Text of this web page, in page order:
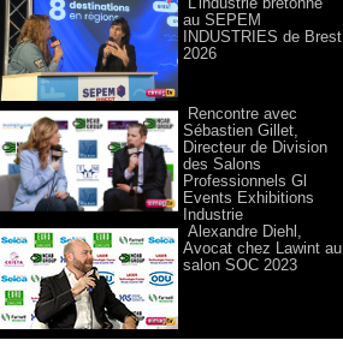
au SEPEM
INDUSTRIES de Brest
2026
Rencontre avec
Sébastien Gillet,
Directeur de Division
des Salons
Professionnels Gl
Events Exhibitions
Industrie
Alexandre Diehl,
Avocat chez Lawint au
salon SOC 2023